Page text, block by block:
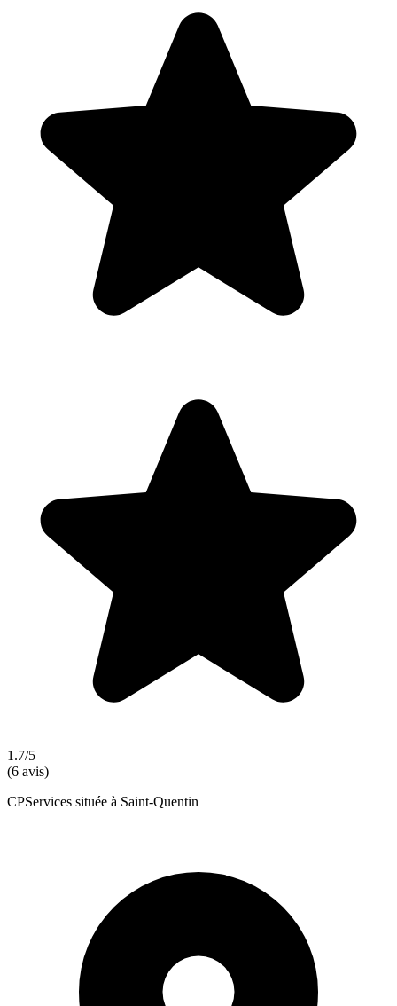
1.7/5
(6 avis)
CPServices située à Saint-Quentin